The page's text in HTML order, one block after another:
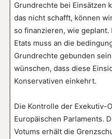
Grundrechte bei Einsätzen
das nicht schafft, können
so finanzieren, wie
Etats muss an die
Grundrechte gebunden
wünschen, dass diese
Konservativen einkehrt.
Die Kontrolle der Exekutiv-
Europäischen Parlaments.
Votums erhält die